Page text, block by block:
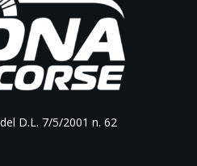
D.L. 7/5/2001 n. 62